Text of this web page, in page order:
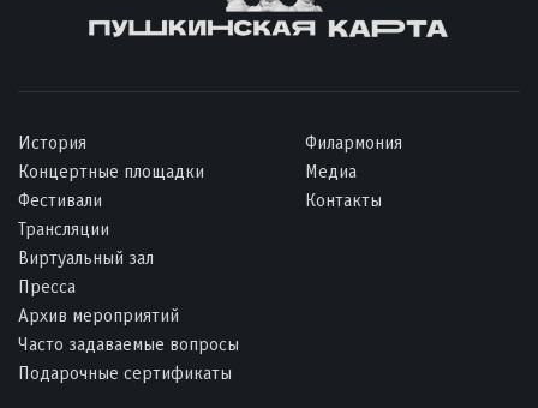
История
Концертные площадки
Фестивали
Трансляции
Виртуальный зал
Пресса
Архив мероприятий
Часто задаваемые вопросы
Подарочные сертификаты
Филармония
Медиа
Контакты